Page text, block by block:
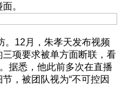
。
12月，朱孝天发布视频
项要求被单方面断联，看
据悉，他此前多次在直播
，被团队视为“不可控因